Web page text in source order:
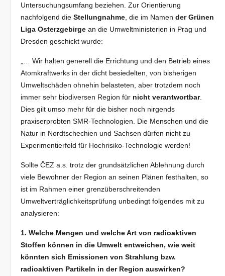
Untersuchungsumfang beziehen. Zur Orientierung
nachfolgend dieStellungnahme , die im Namender Grünen
Liga Osterzgebirge an die Umweltministerien in Prag und
Dresden geschickt wurde:
„… Wir halten generell die Errichtung und den Betrieb eines
Atomkraftwerks in der dicht besiedelten, von bisherigen
Umweltschäden ohnehin belasteten, aber trotzdem noch
immer sehr biodiversen Region für nicht verantwortbar.
Dies gilt umso mehr für die bisher noch nirgends
praxiserprobten SMR-Technologien. Die Menschen und die
Natur in Nordtschechien und Sachsen dürfen nicht zu
Experimentierfeld für Hochrisiko-Technologie werden!
Sollte ČEZ a.s. trotz der grundsätzlichen Ablehnung durch
viele Bewohner der Region an seinen Plänen festhalten, so
ist im Rahmen einer grenzüberschreitenden
Umweltverträglichkeitsprüfung unbedingt folgendes mit zu
analysieren:
1. Welche Mengen und welche Art von radioaktiven
Stoffen können in die Umwelt entweichen, wie weit
könnten sich Emissionen von Strahlung bzw.
radioaktiven Partikeln in der Region auswirken?